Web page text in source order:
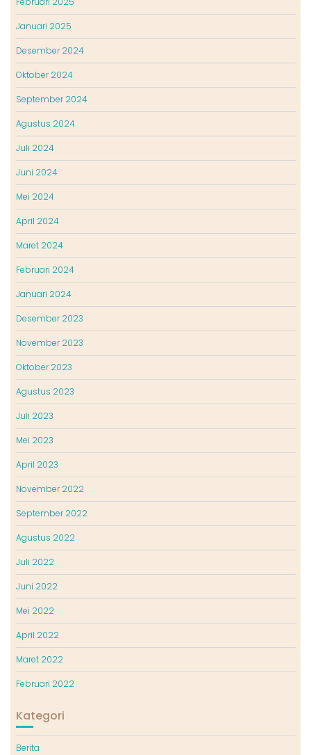
Januari 2025
Desember 2024
Oktober 2024
September 2024
Agustus 2024
Juli 2024
Juni 2024
Mei 2024
April 2024
Maret 2024
Februari 2024
Januari 2024
Desember 2023
November 2023
Oktober 2023
Agustus 2023
Juli 2023
Mei 2023
April 2023
November 2022
September 2022
Agustus 2022
Juli 2022
Juni 2022
Mei 2022
April 2022
Maret 2022
Februari 2022
Kategori
Berita